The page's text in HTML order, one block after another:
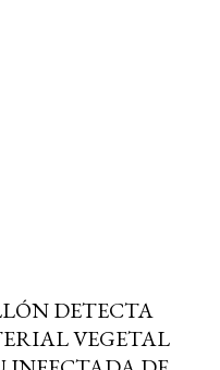
DETECTA
VEGETAL